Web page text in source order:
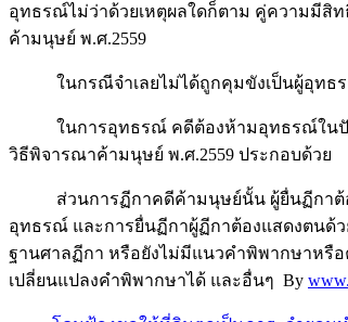
อุทธรณ์ไม่ว่าด้วยเหตุผลใดก็ตาม คู่ความมี
ค้ามนุษย์ พ.ศ.2559
ในกรณีจำเลยไม่ได้ถูกคุมขังเป็นผู้อุทธรณ์
ในการอุทธรณ์ คดีต้องห้ามอุทธรณ์ในปัญห
วิธีพิจารณาค้ามนุษย์ พ.ศ.2559 ประกอบด้วย
ส่วนการฏีกาคดีค้ามนุษย์นั้น ผู้ยื่นฏีกาต้อง
อุทธรณ์ และการยื่นฏีกาผู้ฏีกาต้องแสดงตนด้
ฐานศาลฏีกา หรือยังไม่มีแนวคำพิพากษาหรื
เปลี่ยนแปลงคำพิพากษาได้ และอื่นๆ By